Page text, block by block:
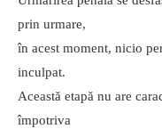
prin urmare,
în acest moment, nicio
inculpat.
Această etapă nu are
împotriva